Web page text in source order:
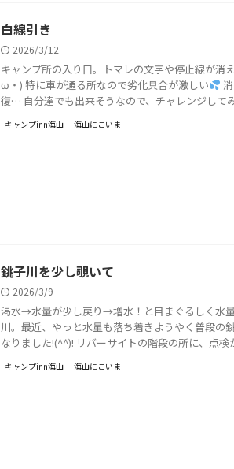
白線引き
2026/3/12
キャンプ所の入り口。トマレの文字や停止線が消
ω・) 特に車が通る所なので劣化具合が激しい
復… 自分達でも出来そうなので、チャレンジして
キャンプinn海山 海山にこいま
銚子川を少し覗いて
2026/3/9
渇水→水量が少し戻り→増水！と目まぐるしく水
川。最近、やっと水量も落ち着きようやく普段の
なりました!(^^)! リバーサイトの階段の所に、点検
キャンプinn海山 海山にこいま